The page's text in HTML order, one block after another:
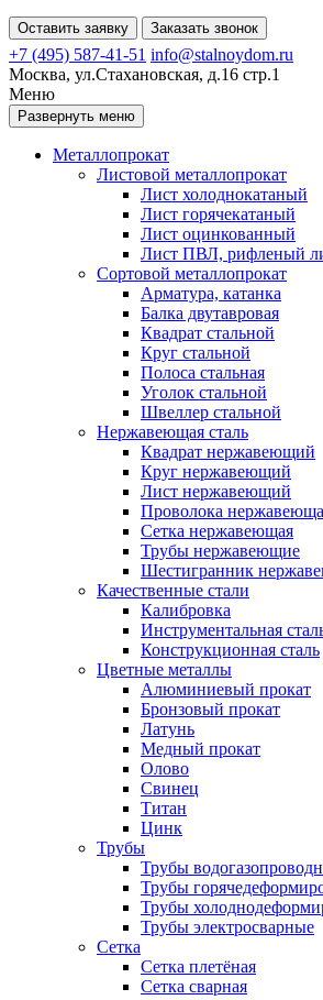
Оставить заявку Заказать звонок
+7 (495) 587-41-51 info@stalnoydom.ru
Москва, ул.Стахановская, д.16 стр.1
Меню
Развернуть меню
Металлопрокат
Листовой металлопрокат
Лист холоднокатаный
Лист горячекатаный
Лист оцинкованный
Лист ПВЛ, рифленый
Сортовой металлопрокат
Арматура, катанка
Балка двутавровая
Квадрат стальной
Круг стальной
Полоса стальная
Уголок стальной
Швеллер стальной
Нержавеющая сталь
Квадрат нержавеющий
Круг нержавеющий
Лист нержавеющий
Проволока
Сетка нержавеющая
Трубы нержавеющие
Шестигранник
Качественные стали
Калибровка
Инструментальная
Конструкционная сталь
Цветные металлы
Алюминиевый прокат
Бронзовый прокат
Латунь
Медный прокат
Олово
Свинец
Титан
Цинк
Трубы
Трубы
Трубы
Трубы
Трубы электросварные
Сетка
Сетка плетёная
Сетка сварная